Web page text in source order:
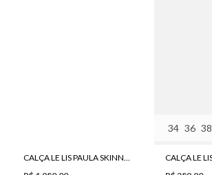
CALÇA LE LIS PAULA SKINNY COURO FEMININA
34 36 38